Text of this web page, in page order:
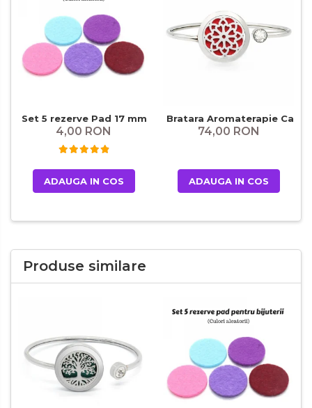
Set 5 rezerve Pad 17 mm
4,00 RON
ADAUGA IN COS
Bratara Aromaterapie
74,00 RON
ADAUGA IN COS
Produse similare